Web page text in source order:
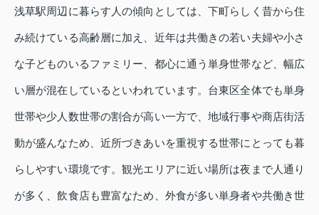
浅草駅周辺に暮らす人の傾向としては、下町らしく昔から住
み続けている高齢層に加え、近年は共働きの若い夫婦や小さ
な子どものいるファミリー、都心に通う単身世帯など、幅広
い層が混在しているといわれています。台東区全体でも単身
世帯や少人数世帯の割合が高い一方で、地域行事や商店街活
動が盛んなため、近所づきあいを重視する世帯にとっても暮
らしやすい環境です。観光エリアに近い場所は夜まで人通り
が多く、飲食店も豊富なため、外食が多い単身者や共働き世